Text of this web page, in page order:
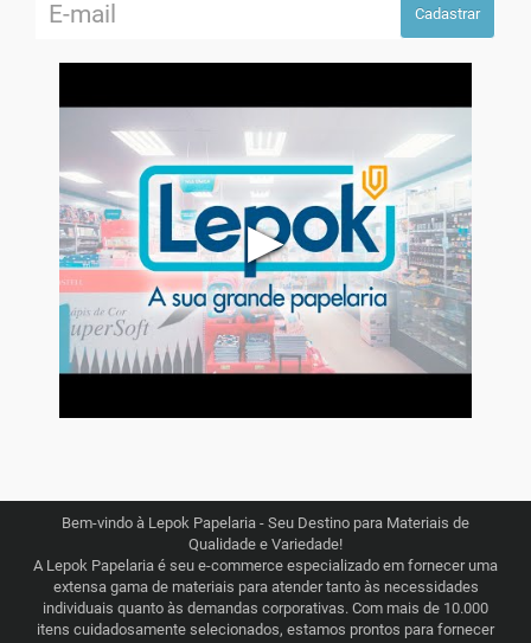
Cadastrar
▶
Bem-vindo à Lepok Papelaria - Seu Destino para Materiais de
Qualidade e Variedade!
A Lepok Papelaria é seu e-commerce especializado em fornecer uma
extensa gama de materiais para atender tanto às necessidades
individuais quanto às demandas corporativas. Com mais de 10.000
itens cuidadosamente selecionados, estamos prontos para fornecer